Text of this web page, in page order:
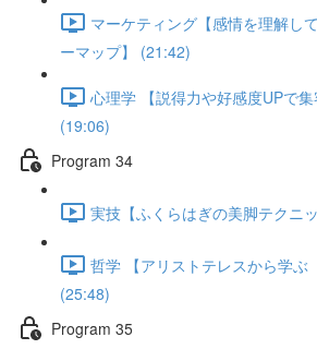
マーケティング【感情を理解
ーマップ】 (21:42)
心理学 【説得力や好感度UPで集
(19:06)
Program 34
実技【ふくらはぎの美脚テクニ
哲学 【アリストテレスから学ぶ
(25:48)
Program 35